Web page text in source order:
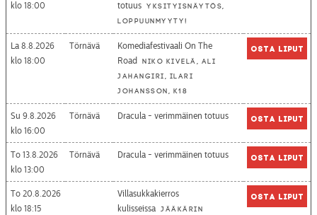
18:00
totuus Yksityisnäytös,
loppuunmyyty!
La 8.8.2026
18:00
Törnävä
Komediafestivaali On The
Road
Niko Kivelä, Ali
Jahangiri, Ilari
Johansson, K18
Osta liput
Su 9.8.2026
16:00
Törnävä Dracula - verimmäinen totuus Osta liput
To 13.8.2026
13:00
Törnävä Dracula - verimmäinen totuus Osta liput
To 20.8.2026
18:15
Villasukkakierros
kulisseissa Jääkärin
Osta liput